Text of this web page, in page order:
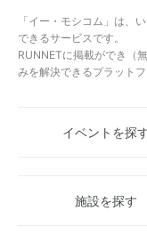
「イー・モシコム」は、
できるサービスです。
RUNNETに掲載ができ（
みを解決できるプラットフ
イベントを探
施設を探す